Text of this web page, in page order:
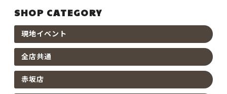
SHOP CATEGORY
現地イベント
全店共通
赤坂店